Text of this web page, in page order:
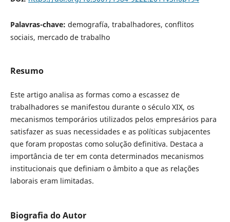
Palavras-chave: demografía, trabalhadores, conflitos
sociais, mercado de trabalho
Resumo
Este artigo analisa as formas como a escassez de
trabalhadores se manifestou durante o século XIX, os
mecanismos temporários utilizados pelos empresários para
satisfazer as suas necessidades e as políticas subjacentes
que foram propostas como solução definitiva. Destaca a
importância de ter em conta determinados mecanismos
institucionais que definiam o âmbito a que as relações
laborais eram limitadas.
Biografia do Autor